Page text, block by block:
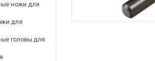
для
труб
для
ножи для
для
головы для